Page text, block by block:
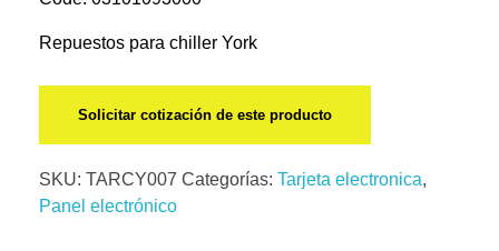
Repuestos para chiller York
Solicitar cotización de este producto
SKU: TARCY007 Categorías: Tarjeta electronica,
Panel electrónico